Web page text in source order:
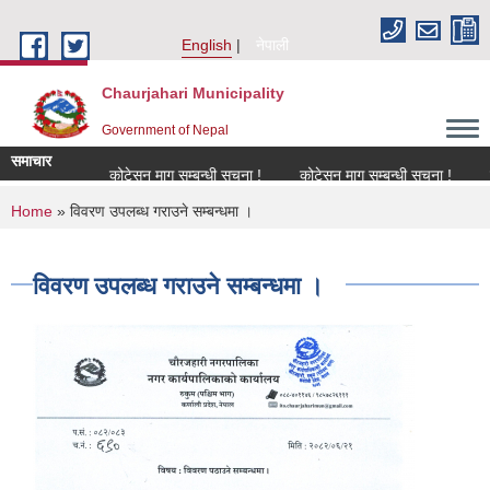
English
नेपाली
Chaurjahari Municipality
Government of Nepal
समाचार
कोटेसन माग सम्बन्धी सूचना ! कोटेसन माग सम्बन्धी सूचना ! कोटेसन
You are here
Home » विवरण उपलब्ध गराउने सम्बन्धमा ।
विवरण उपलब्ध गराउने सम्बन्धमा ।